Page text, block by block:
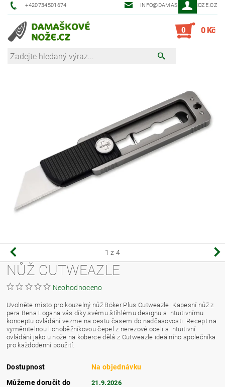
+420734501674 INFO@DAMASKOVE-NOZE.CZ
0 0 Kč
1 z 4
NŮŽ CUTWEAZLE
Neohodnoceno
Uvolněte místo pro kouzelný nůž Böker Plus Cutweazle! Kapesní nůž z
pera Bena Logana vás díky svému štíhlému designu a intuitivnímu
konceptu ovládání vezme na cestu časem do nadčasovosti. Recept na
vyměnitelnou lichoběžníkovou čepel z nerezové oceli a intuitivní
ovládání jako u nože na koberce dělá z Cutweazle ideálního společníka
pro každodenní použití.
Dostupnost
Na objednávku
Můžeme doručit do
21.9.2026